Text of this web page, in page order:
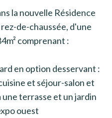
la nouvelle Résidence
de-chaussée, d'une
comprenant :
en option desservant :
et séjour-salon et
terrasse et un jardin
ouest